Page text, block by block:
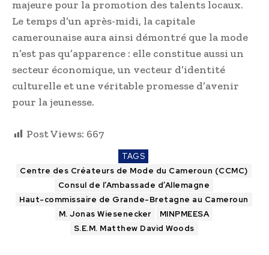
majeure pour la promotion des talents locaux.
Le temps d’un après-midi, la capitale
camerounaise aura ainsi démontré que la mode
n’est pas qu’apparence : elle constitue aussi un
secteur économique, un vecteur d’identité
culturelle et une véritable promesse d’avenir
pour la jeunesse.
Post Views: 667
TAGS
Centre des Créateurs de Mode du Cameroun (CCMC)
Consul de l’Ambassade d’Allemagne
Haut-commissaire de Grande-Bretagne au Cameroun
M. Jonas Wiesenecker
MINPMEESA
S.E.M. Matthew David Woods